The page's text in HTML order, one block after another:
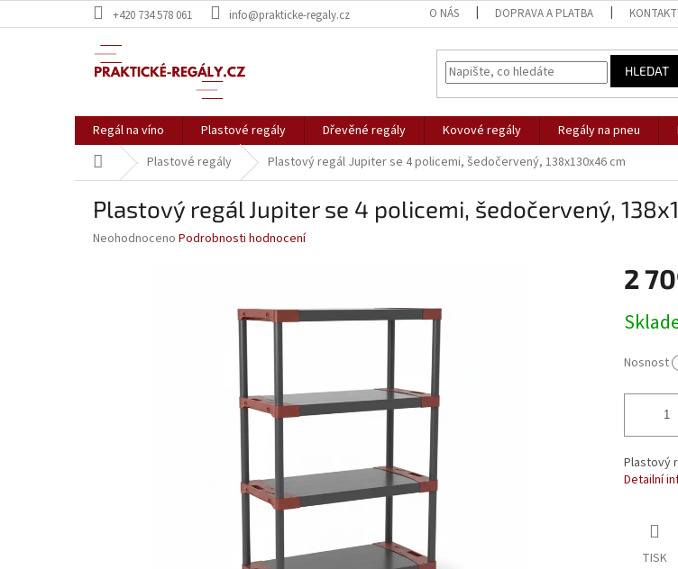
na
+420 734 578 061 info@prakticke-regaly.cz O NÁS DOPRAVA A PLATBA
HLEDAT
Regál na víno Plastové regály Dřevěné regály Kovové regály Regály na pneu
Domů Plastové regály Plastový regál Jupiter se 4 policemi, šedočervený, 138x130x46 cm
Plastový regál Jupiter se 4 policemi, šedočervený,
Průměrné
Neohodnoceno Podrobnosti hodnocení
2
cena:
Nosnost
Plastový
Detailní
TISK